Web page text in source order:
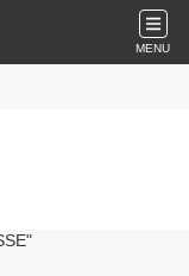
MENU